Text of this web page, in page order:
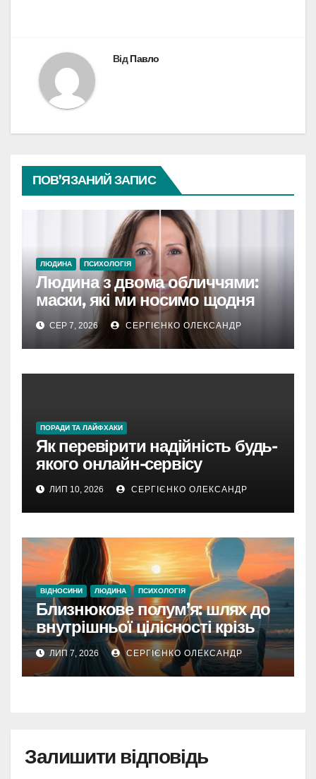
ВідПавло
ПОВ’ЯЗАНИЙ ЗАПИС
ЛЮДИНА ПСИХОЛОГІЯ
Людина з двома обличчями:
маски, які ми носимо щодня
СЕР 7, 2026 СЕРГІЄНКО ОЛЕКСАНДР
ПОРАДИ ТА ЛАЙФХАКИ
Як перевірити надійність будь-
якого онлайн-сервісу
ЛИП 10, 2026 СЕРГІЄНКО ОЛЕКСАНДР
ВІДНОСИНИ ЛЮДИНА ПСИХОЛОГІЯ
Близнюкове полум’я: шлях до
внутрішньої цілісності крізь
дзеркало душі
ЛИП 7, 2026 СЕРГІЄНКО ОЛЕКСАНДР
Залишити відповідь